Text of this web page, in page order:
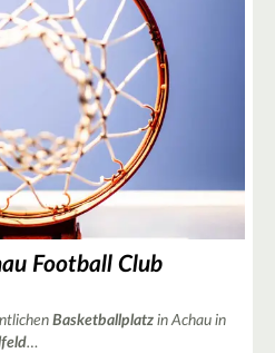
Football Club
Basketballplatz in Achau in
…